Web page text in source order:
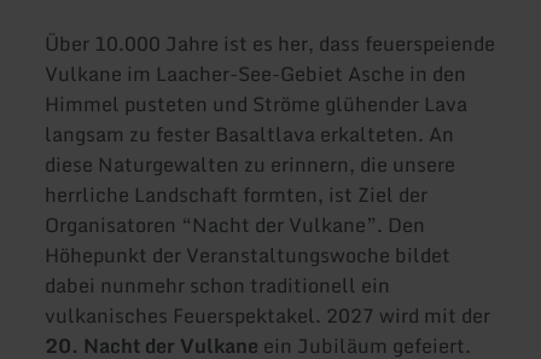
Über 10.000 Jahre ist es her, dass feuerspeiende
Vulkane im Laacher-See-Gebiet Asche in den
Himmel pusteten und Ströme glühender Lava
langsam zu fester Basaltlava erkalteten. An
diese Naturgewalten zu erinnern, die unsere
herrliche Landschaft formten, ist Ziel der
Organisatoren “Nacht der Vulkane”. Den
Höhepunkt der Veranstaltungswoche bildet
dabei nunmehr schon traditionell ein
vulkanisches Feuerspektakel. 2027 wird mit der
20. Nacht der Vulkane ein Jubiläum gefeiert.